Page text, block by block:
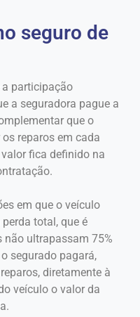
seguro de
participação
a seguradora pague a
que o
reparos em cada
fica definido na
em que o veículo
total, que é
não ultrapassam 75%
segurado pagará,
diretamente à
veículo o valor da